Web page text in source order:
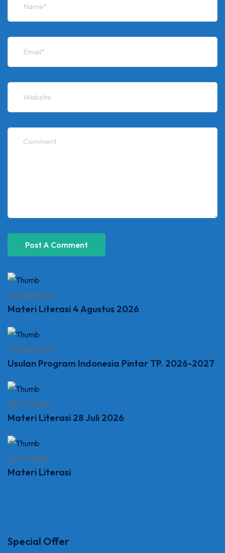
04/08/2026
Materi Literasi 4 Agustus 2026
02/08/2026
Usulan Program Indonesia Pintar TP. 2026-2027
28/07/2026
Materi Literasi 28 Juli 2026
21/07/2026
Materi Literasi
Special Offer